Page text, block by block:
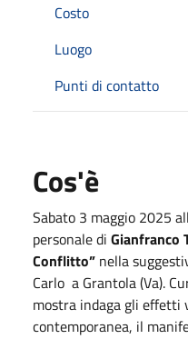
Costo
Luogo
Punti di contatto
Cos'è
Sabato 3 maggio 2025
personale di Gianfranco
Conflitto” nella
Carlo a Grantola (Va).
mostra indaga gli effetti
contemporanea, il